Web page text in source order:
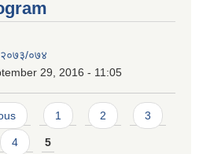
०७४
29, 2016 - 11:05
1 2 3
4 5